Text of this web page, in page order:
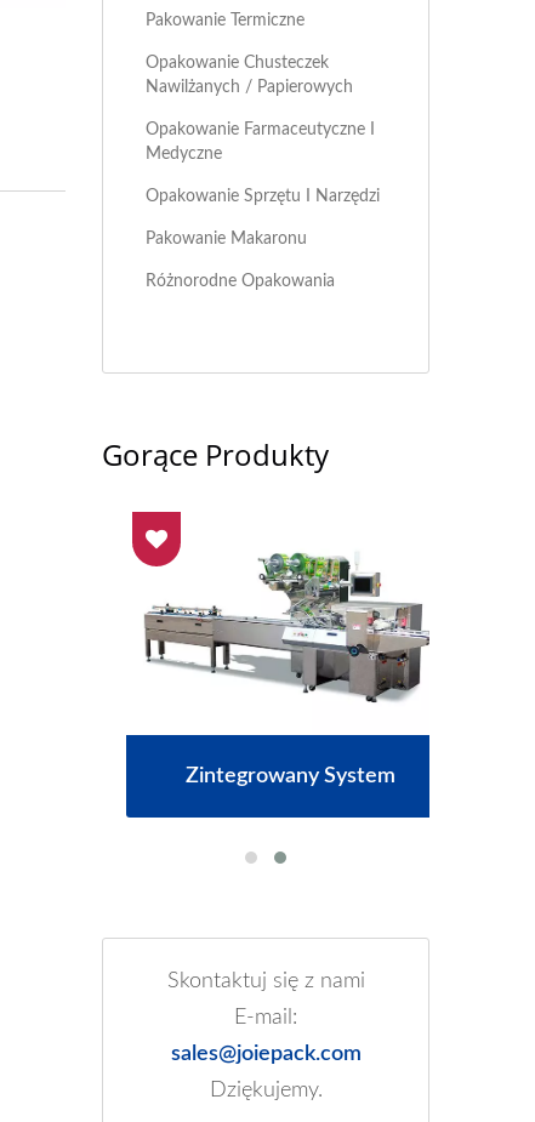
Pakowanie Termiczne
Opakowanie Chusteczek
Nawilżanych / Papierowych
Opakowanie Farmaceutyczne I
Medyczne
Opakowanie Sprzętu I Narzędzi
Pakowanie Makaronu
Różnorodne Opakowania
Gorące Produkty
Zintegrowany System
Skontaktuj się z nami
E-mail:
sales@joiepack.com
Dziękujemy.